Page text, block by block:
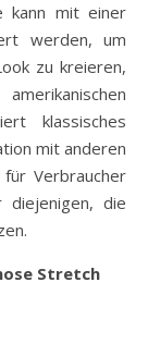
kann mit einer
werden, um
zu kreieren,
klassisches
mit anderen
Verbraucher
die
Stretch